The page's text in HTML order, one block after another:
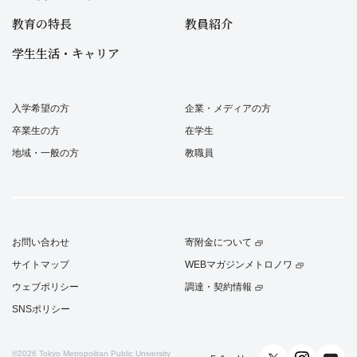
教育の特長
学生生活・キャリア
教員紹介
入学希望の方
卒業生の方
地域・一般の方
企業・メディアの方
在学生
教職員
お問い合わせ
サイトマップ
ウェブポリシー
SNSポリシー
寄附金について
WEBマガジンメトロノワ
調達・契約情報
©2026 Tokyo Metropolitan Public University